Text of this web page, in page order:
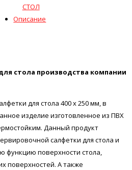
СТОЛ
Описание
стола производства компании
для стола 400 х 250 мм, в
изделие изготовленное из ПВХ
Данный продукт
салфетки для стола и
функцию поверхности стола,
поверхностей. А также